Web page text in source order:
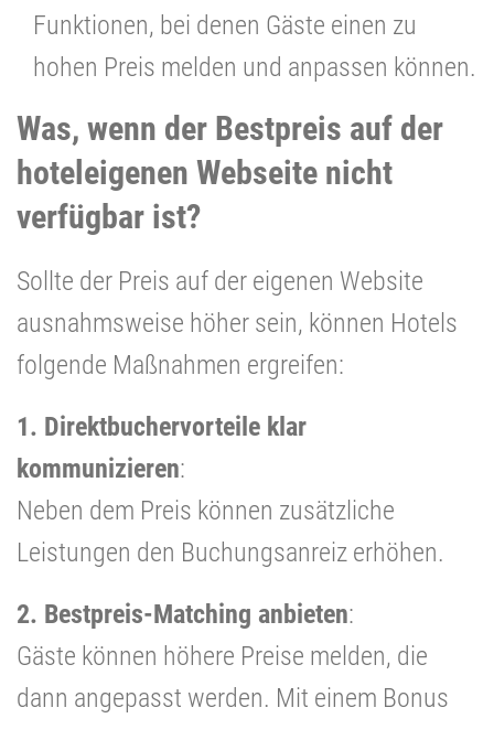
Funktionen, bei denen Gäste einen zu
hohen Preis melden und anpassen können.
Was, wenn der Bestpreis auf der
hoteleigenen Webseite nicht
verfügbar ist?
Sollte der Preis auf der eigenen Website
ausnahmsweise höher sein, können Hotels
folgende Maßnahmen ergreifen:
1. Direktbuchervorteile klar
kommunizieren:
Neben dem Preis können zusätzliche
Leistungen den Buchungsanreiz erhöhen.
2. Bestpreis-Matching anbieten:
Gäste können höhere Preise melden, die
dann angepasst werden. Mit einem Bonus